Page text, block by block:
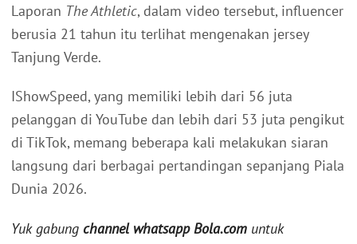
Laporan The Athletic, dalam video tersebut, influencer
berusia 21 tahun itu terlihat mengenakan jersey
Tanjung Verde.
IShowSpeed, yang memiliki lebih dari 56 juta
pelanggan di YouTube dan lebih dari 53 juta pengikut
di TikTok, memang beberapa kali melakukan siaran
langsung dari berbagai pertandingan sepanjang Piala
Dunia 2026.
Yuk gabung channel whatsapp Bola.com untuk